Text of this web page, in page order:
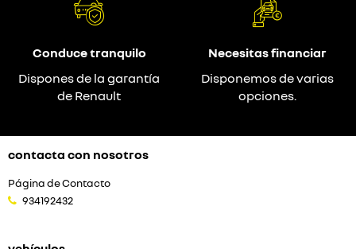
Conduce tranquilo
Dispones de la garantía
de Renault
Necesitas financiar
Disponemos de varias
opciones.
contacta con nosotros
Página de Contacto
934192432